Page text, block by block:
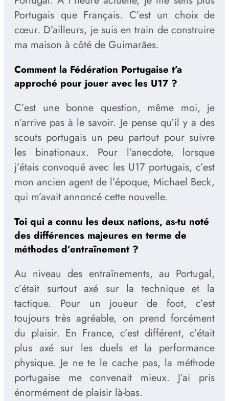
Portugais que Français. C’est un choix de
cœur. D’ailleurs, je suis en train de construire
ma maison à côté de Guimarães.
Comment la Fédération Portugaise t’a
approché pour jouer avec les U17 ?
C’est une bonne question, même moi, je
n’arrive pas à le savoir. Je pense qu’il y a des
scouts portugais un peu partout pour suivre
les binationaux. Pour l’anecdote, lorsque
j’étais convoqué avec les U17 portugais, c’est
mon ancien agent de l’époque, Michael Beck,
qui m’avait annoncé cette nouvelle.
Toi qui a connu les deux nations, as-tu noté
des différences majeures en terme de
méthodes d’entraînement ?
Au niveau des entraînements, au Portugal,
c’était surtout axé sur la technique et la
tactique. Pour un joueur de foot, c’est
toujours très agréable, on prend forcément
du plaisir. En France, c’est différent, c’était
plus axé sur les duels et la performance
physique. Je ne te le cache pas, la méthode
portugaise me convenait mieux. J’ai pris
énormément de plaisir là-bas.